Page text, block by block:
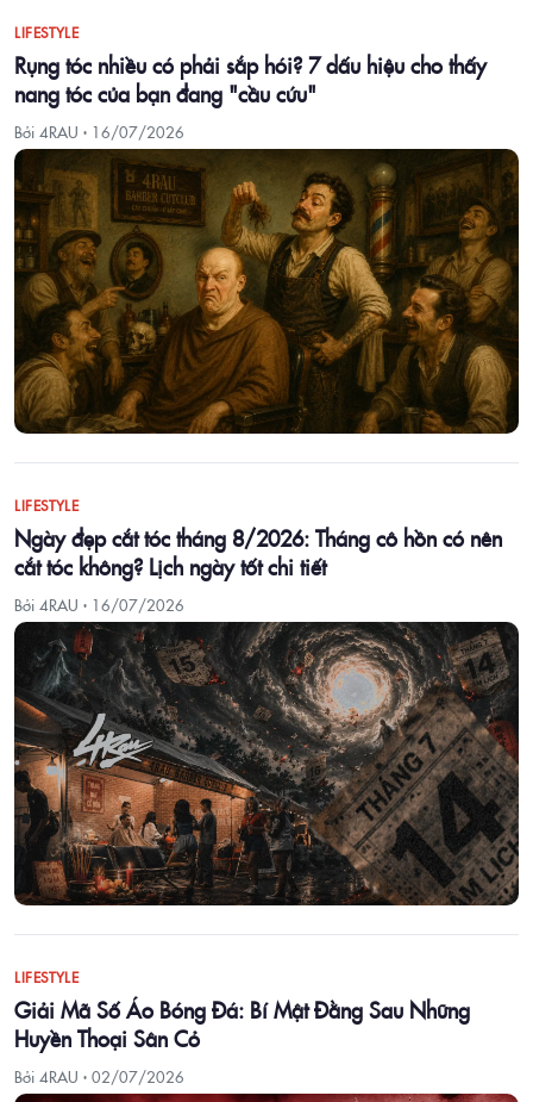
LIFESTYLE
Rụng tóc nhiều có phải sắp hói? 7 dấu hiệu cho thấy
nang tóc của bạn đang "cầu cứu"
Bởi 4RAU · 16/07/2026
LIFESTYLE
Ngày đẹp cắt tóc tháng 8/2026: Tháng cô hồn có nên
cắt tóc không? Lịch ngày tốt chi tiết
Bởi 4RAU · 16/07/2026
LIFESTYLE
Giải Mã Số Áo Bóng Đá: Bí Mật Đằng Sau Những
Huyền Thoại Sân Cỏ
Bởi 4RAU · 02/07/2026